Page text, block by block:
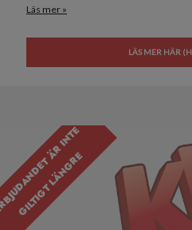
Läs mer »
LÄS MER HÄR
Ä
E